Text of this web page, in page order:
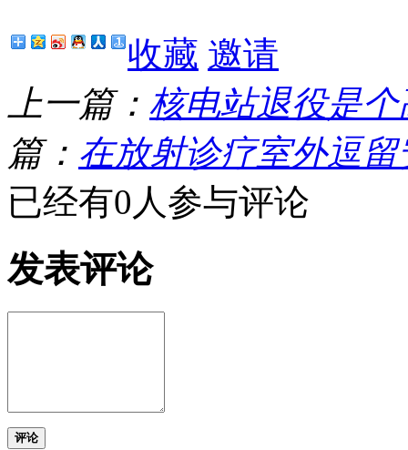
收藏 邀请
上一篇： 核电站退役是
篇： 在放射诊疗室外逗
已经有0人参与评论
发表评论
评论